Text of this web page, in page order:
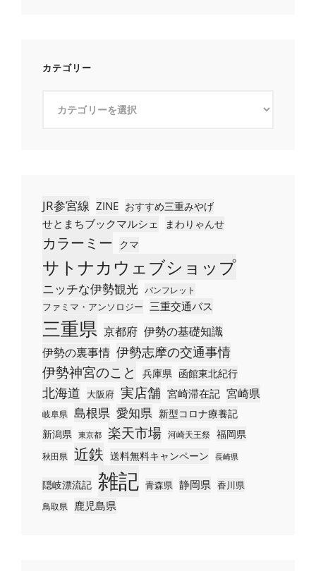
カテゴリー
JR参宮線 ZINE おすすめ三重みやげ
せとまちブックマルシェ まわりゃんせ
カラーミー クマ
サトナカウェブショップ
ニッチな伊勢観光 パンフレット
ファミマ・アンソロジー 三重交通バス
三重県 京都府 伊勢の基礎知識
伊勢の裏事情 伊勢志摩の交通事情
伊勢神宮のこと 兵庫県 函館東北紀行
北海道 大阪府 実店舗 宮崎滞在記 宮崎県
岐阜県 島根県 愛知県 新型コロナ療養記
新潟県
東京都 楽天市場 河崎天王祭 福岡県
秋田県 近鉄 送料無料キャンペーン 長崎県
隠岐漂流記 雑記 青森県 静岡県 香川県
鳥取県 鹿児島県